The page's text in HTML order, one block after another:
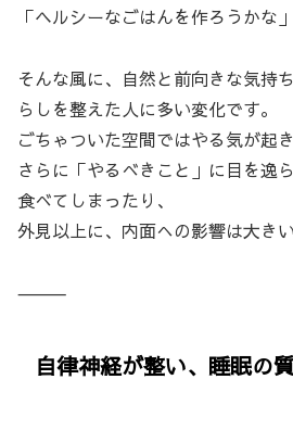
「ヘルシーなごはんを作ろうかな」
そんな風に、自然と前向きな気持
らしを整えた人に多い変化です。
ごちゃついた空間ではやる気が起
さらに「やるべきこと」に目を逸
食べてしまったり、
外見以上に、内面への影響は大きい
⸻
自律神経が整い、睡眠の